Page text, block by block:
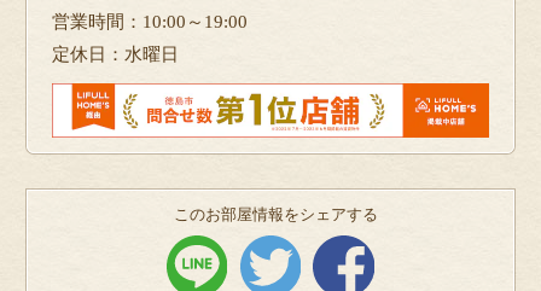
営業時間：10:00～19:00
定休日：水曜日
このお部屋情報をシェアする